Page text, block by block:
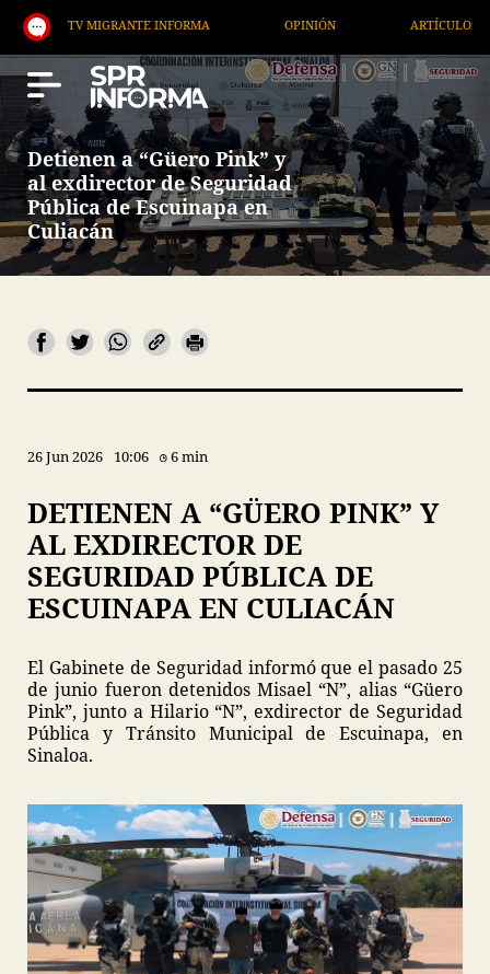
INFORMA OPINIÓN ARTÍCULOS
Detienen a “Güero Pink” y
al exdirector de Seguridad
Pública de Escuinapa en
Culiacán
26 Jun 2026 10:06 6 min
DETIENEN A “GÜERO PINK” Y
AL EXDIRECTOR DE
SEGURIDAD PÚBLICA DE
ESCUINAPA EN CULIACÁN
El Gabinete de Seguridad informó que el pasado 25
de junio fueron detenidos Misael “N”, alias “Güero
Pink”, junto a Hilario “N”, exdirector de Seguridad
Pública y Tránsito Municipal de Escuinapa, en
Sinaloa.